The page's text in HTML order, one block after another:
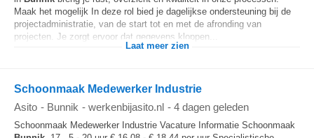
Maak het mogelijk In deze rol bied je dagelijkse ondersteuning bij de
projectadministratie, van de start tot en met de afronding van
projecten. Je zorgt ervoor dat gegevens kloppen...
Laat meer zien
Schoonmaak Medewerker Industrie
Asito - Bunnik - werkenbijasito.nl - 4 dagen geleden
Schoonmaak Medewerker Industrie Vacature Informatie Schoonmaak